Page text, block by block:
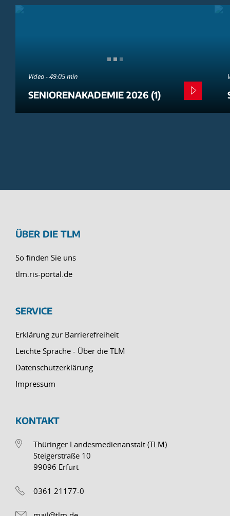
Video - 49:05 min
SENIORENAKADEMIE 2026 (1)
ÜBER DIE TLM
So finden Sie uns
tlm.ris-portal.de
SERVICE
Erklärung zur Barrierefreiheit
Leichte Sprache - Über die TLM
Datenschutzerklärung
Impressum
KONTAKT
Thüringer Landesmedienanstalt (TLM)
Steigerstraße 10
99096 Erfurt
0361 21177-0